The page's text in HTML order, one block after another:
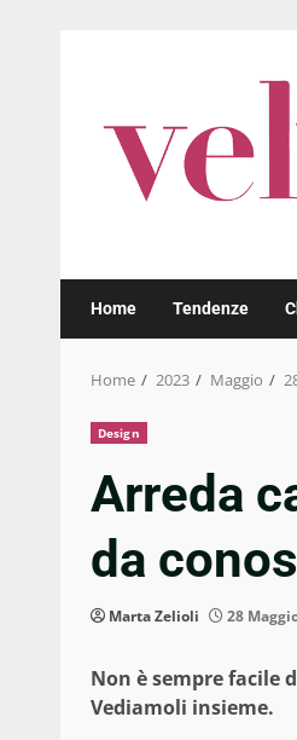
Home Tendenze
Home 2023 Maggio
Design
Arreda
da
Marta Zelioli 28
Non è sempre facile
Vediamoli insieme.